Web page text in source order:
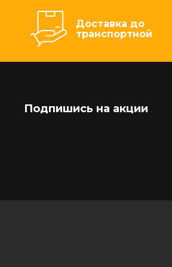
Доставка до
транспортной
Подпишись на акции